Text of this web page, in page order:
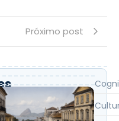
Próximo post